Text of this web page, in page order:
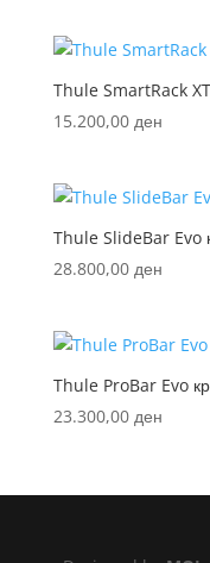
Thule SmartRack
15.200,00 ден
Thule SlideBar Evo
28.800,00 ден
Thule ProBar Evo
23.300,00 ден